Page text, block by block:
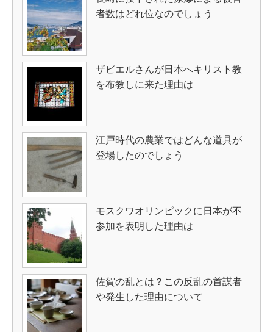
者数はどれ位なのでしょう
ザビエルさんが日本へキリスト教
を布教しに来た理由は
江戸時代の農業ではどんな道具が
登場したのでしょう
モスクワオリンピックに日本が不
参加を表明した理由は
佐賀の乱とは？この反乱の首謀者
や発生した理由について